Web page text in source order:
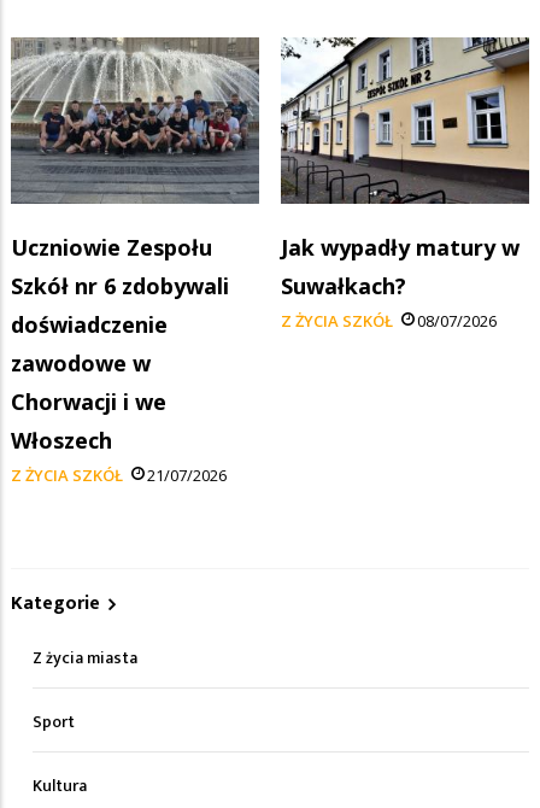
Uczniowie Zespołu
Szkół nr 6 zdobywali
doświadczenie
zawodowe w
Chorwacji i we
Włoszech
Z ŻYCIA SZKÓŁ 21/07/2026
Jak wypadły matury w
Suwałkach?
Z ŻYCIA SZKÓŁ 08/07/2026
Kategorie
Z życia miasta
Sport
Kultura